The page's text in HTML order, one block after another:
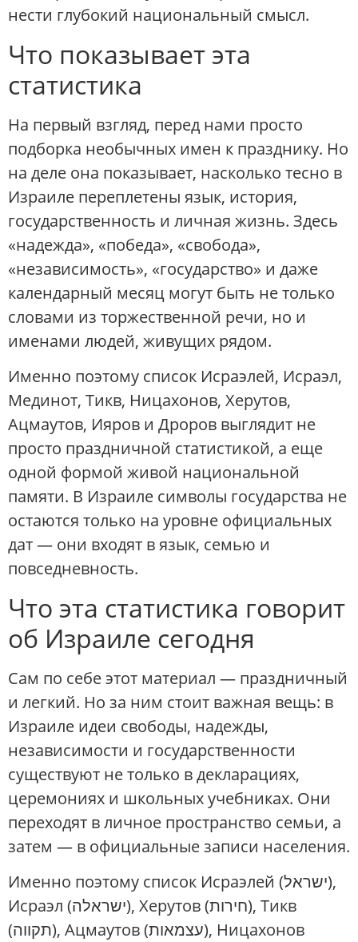
нести глубокий национальный смысл.
Что показывает эта
статистика
На первый взгляд, перед нами просто
подборка необычных имен к празднику. Но
на деле она показывает, насколько тесно в
Израиле переплетены язык, история,
государственность и личная жизнь. Здесь
«надежда», «победа», «свобода»,
«независимость», «государство» и даже
календарный месяц могут быть не только
словами из торжественной речи, но и
именами людей, живущих рядом.
Именно поэтому список Исраэлей, Исраэл,
Мединот, Тикв, Ницахонов, Херутов,
Ацмаутов, Ияров и Дроров выглядит не
просто праздничной статистикой, а еще
одной формой живой национальной
памяти. В Израиле символы государства не
остаются только на уровне официальных
дат — они входят в язык, семью и
повседневность.
Что эта статистика говорит
об Израиле сегодня
Сам по себе этот материал — праздничный
и легкий. Но за ним стоит важная вещь: в
Израиле идеи свободы, надежды,
независимости и государственности
существуют не только в декларациях,
церемониях и школьных учебниках. Они
переходят в личное пространство семьи, а
затем — в официальные записи населения.
Именно поэтому список Исраэлей (ישראל),
Исраэл (ישראלה), Херутов (חירות), Тикв
(תקווה), Ацмаутов (עצמאות), Ницахонов